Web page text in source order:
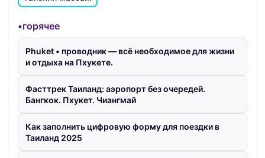
•горячее
Phuket • проводник — всё необходимое для жизни
и отдыха на Пхукете.
Фасттрек Таиланд: аэропорт без очередей.
Бангкок. Пхукет. Чиангмай
Как заполнить цифровую форму для поездки в
Таиланд 2025